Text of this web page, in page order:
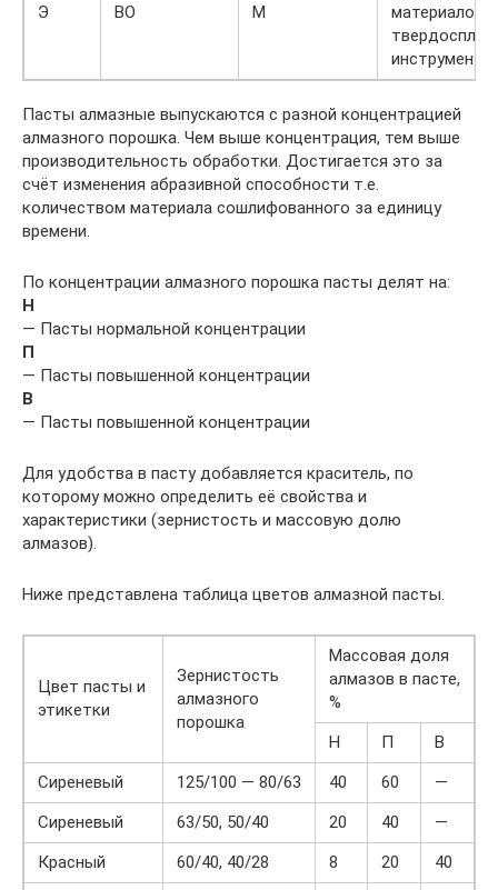
Э ВО М
материалов,
инструмента.
Пасты алмазные выпускаются с разной концентрацией
алмазного порошка. Чем выше концентрация, тем выше
производительность обработки. Достигается это за
счёт изменения абразивной способности т.е.
количеством материала сошлифованного за единицу
времени.
По концентрации алмазного порошка пасты делят на:
Н
— Пасты нормальной концентрации
П
— Пасты повышенной концентрации
В
— Пасты повышенной концентрации
Для удобства в пасту добавляется краситель, по
которому можно определить её свойства и
характеристики (зернистость и массовую долю
алмазов).
Ниже представлена таблица цветов алмазной пасты.
Цвет пасты и
этикетки
Зернистость
алмазного
порошка
Массовая доля
алмазов в пасте,
%
Н
П
В
Сиреневый
125/100 — 80/63 40 60
—
Сиреневый
63/50, 50/40 20 40
—
Красный
60/40, 40/28 8 20
40